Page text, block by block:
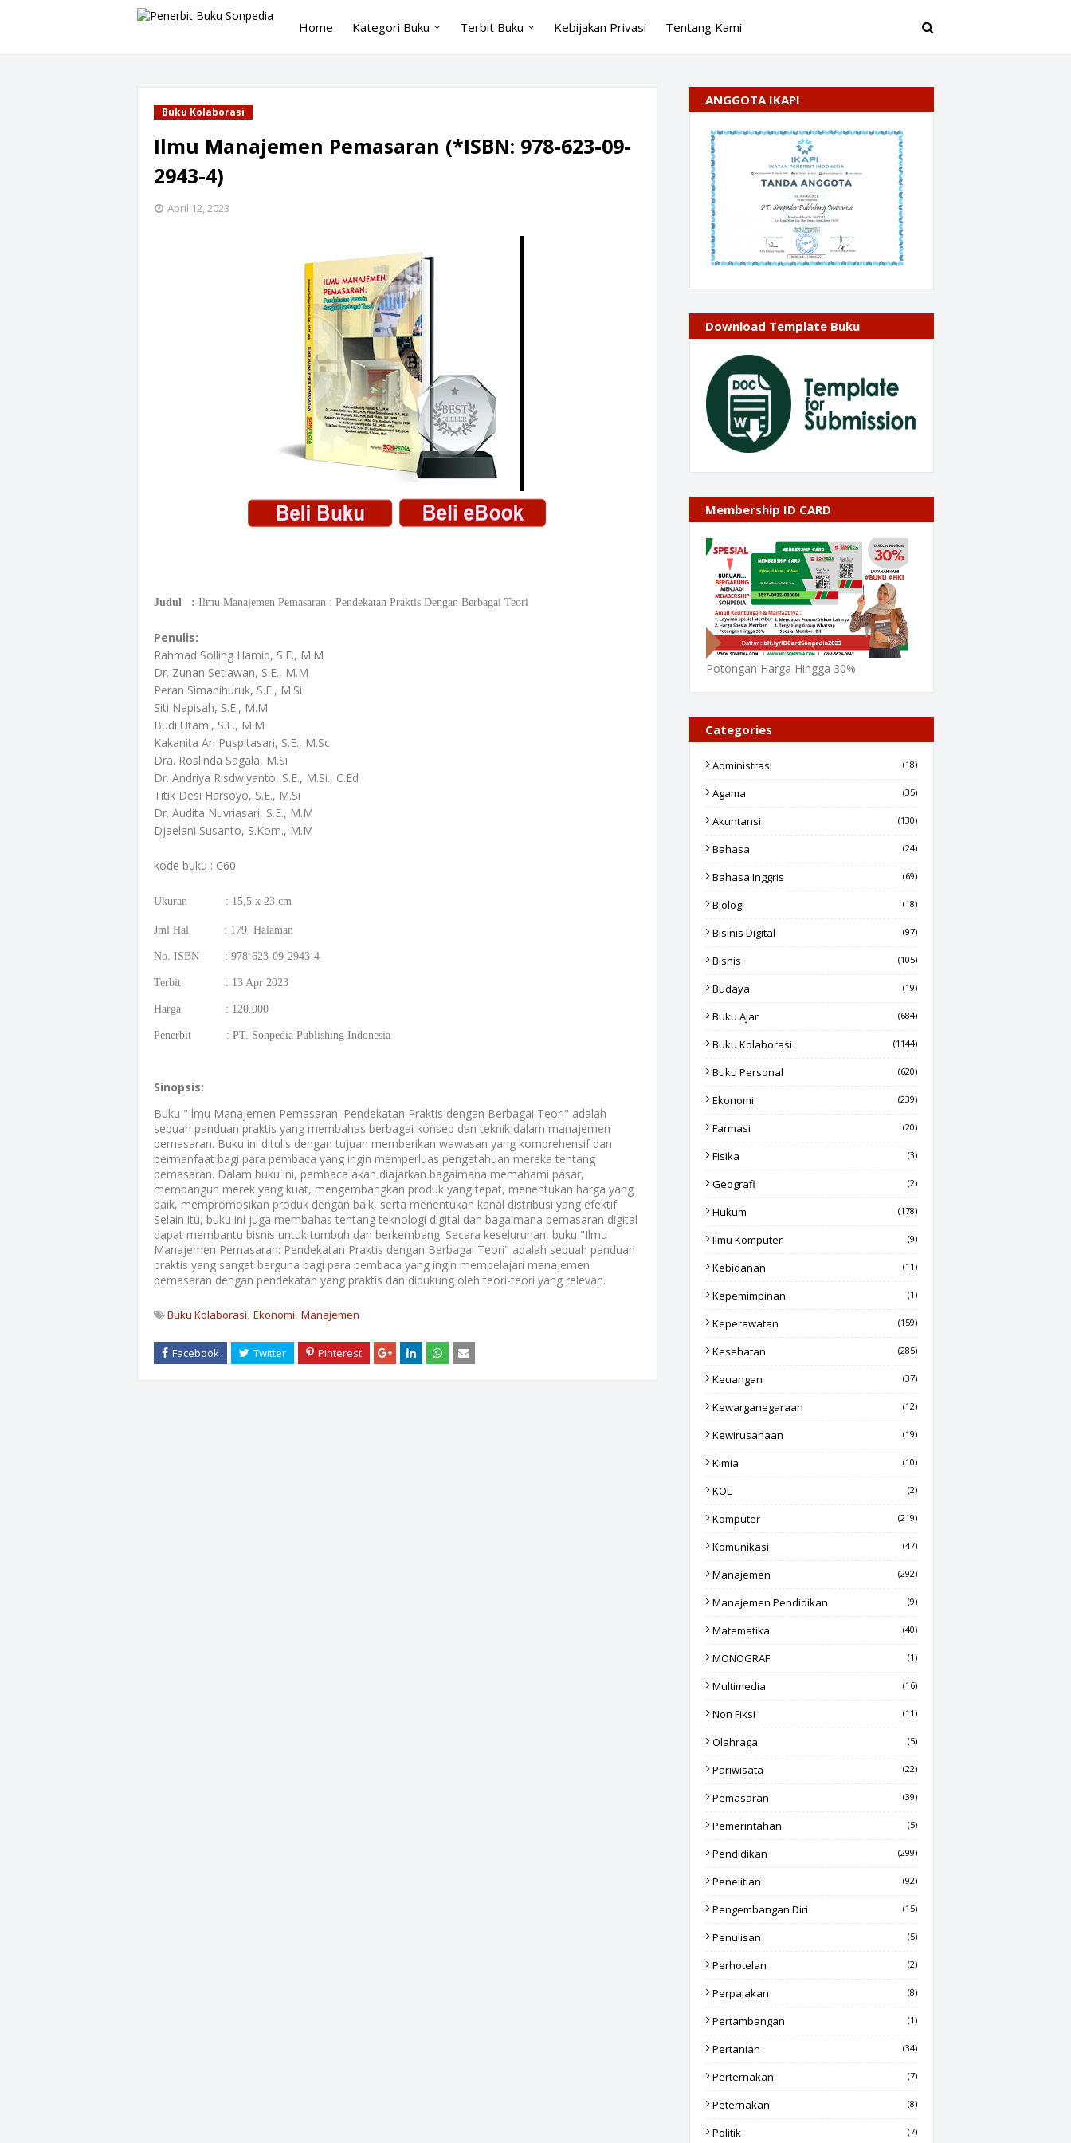
Home Kategori Buku Terbit Buku Kebijakan Privasi Tentang Kami
Buku Kolaborasi
Ilmu Manajemen Pemasaran (*ISBN: 978-623-09-
2943-4)
April 12, 2023
Judul : Ilmu Manajemen Pemasaran : Pendekatan Praktis Dengan Berbagai Teori
Penulis:
Rahmad Solling Hamid, S.E., M.M
Dr. Zunan Setiawan, S.E., M.M
Peran Simanihuruk, S.E., M.Si
Siti Napisah, S.E., M.M
Budi Utami, S.E., M.M
Kakanita Ari Puspitasari, S.E., M.Sc
Dra. Roslinda Sagala, M.Si
Dr. Andriya Risdwiyanto, S.E., M.Si., C.Ed
Titik Desi Harsoyo, S.E., M.Si
Dr. Audita Nuvriasari, S.E., M.M
Djaelani Susanto, S.Kom., M.M
kode buku : C60
Ukuran : 15,5 x 23 cm
Jml Hal : 179 Halaman
No. ISBN : 978-623-09-2943-4
Terbit : 13 Apr 2023
Harga : 120.000
Penerbit : PT. Sonpedia Publishing Indonesia
Sinopsis:
Buku "Ilmu Manajemen Pemasaran: Pendekatan Praktis dengan Berbagai Teori" adalah
sebuah panduan praktis yang membahas berbagai konsep dan teknik dalam manajemen
pemasaran. Buku ini ditulis dengan tujuan memberikan wawasan yang komprehensif dan
bermanfaat bagi para pembaca yang ingin memperluas pengetahuan mereka tentang
pemasaran. Dalam buku ini, pembaca akan diajarkan bagaimana memahami pasar,
membangun merek yang kuat, mengembangkan produk yang tepat, menentukan harga yang
baik, mempromosikan produk dengan baik, serta menentukan kanal distribusi yang efektif.
Selain itu, buku ini juga membahas tentang teknologi digital dan bagaimana pemasaran digital
dapat membantu bisnis untuk tumbuh dan berkembang. Secara keseluruhan, buku "Ilmu
Manajemen Pemasaran: Pendekatan Praktis dengan Berbagai Teori" adalah sebuah panduan
praktis yang sangat berguna bagi para pembaca yang ingin mempelajari manajemen
pemasaran dengan pendekatan yang praktis dan didukung oleh teori-teori yang relevan.
Buku Kolaborasi Ekonomi Manajemen
ANGGOTA IKAPI
Download Template Buku
Membership ID CARD
Potongan Harga Hingga 30%
Categories
Administrasi (18)
Agama (35)
Akuntansi (130)
Bahasa (24)
Bahasa Inggris (69)
Biologi (18)
Bisinis Digital (97)
Bisnis (105)
Budaya (19)
Buku Ajar (684)
Buku Kolaborasi (1144)
Buku Personal (620)
Ekonomi (239)
Farmasi (20)
Fisika (3)
Geografi (2)
Hukum (178)
Ilmu Komputer (9)
Kebidanan (11)
Kepemimpinan (1)
Keperawatan (159)
Kesehatan (285)
Keuangan (37)
Kewarganegaraan (12)
Kewirusahaan (19)
Kimia (10)
KOL (2)
Komputer (219)
Komunikasi (47)
Manajemen (292)
Manajemen Pendidikan (9)
Matematika (40)
MONOGRAF (1)
Multimedia (16)
Non Fiksi (11)
Olahraga (5)
Pariwisata (22)
Pemasaran (39)
Pemerintahan (5)
Pendidikan (299)
Penelitian (92)
Pengembangan Diri (15)
Penulisan (5)
Perhotelan (2)
Perpajakan (8)
Pertambangan (1)
Pertanian (34)
Perternakan (7)
Peternakan (8)
Politik (7)